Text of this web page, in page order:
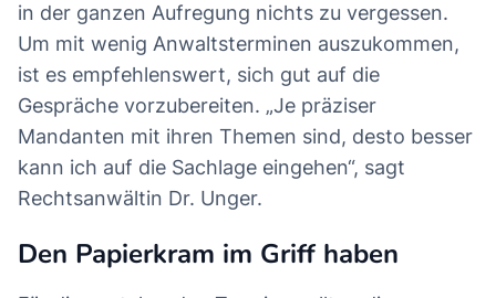
in der ganzen Aufregung nichts zu vergessen.
Um mit wenig Anwaltsterminen auszukommen,
ist es empfehlenswert, sich gut auf die
Gespräche vorzubereiten. „Je präziser
Mandanten mit ihren Themen sind, desto besser
kann ich auf die Sachlage eingehen“, sagt
Rechtsanwältin Dr. Unger.
Den Papierkram im Griff haben